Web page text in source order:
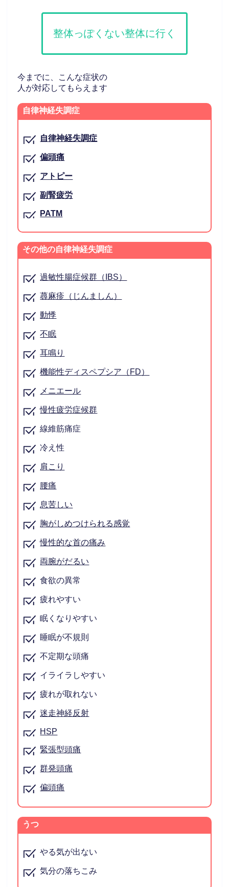
整体っぽくない整体に行く
今までに、こんな症状の
人が対応してもらえます
自律神経失調症
自律神経失調症
偏頭痛
アトピー
副腎疲労
PATM
その他の自律神経失調症
過敏性腸症候群（IBS）
蕁麻疹（じんましん）
動悸
不眠
耳鳴り
機能性ディスペプシア（FD）
メニエール
慢性疲労症候群
線維筋痛症
冷え性
肩こり
腰痛
息苦しい
胸がしめつけられる感覚
慢性的な首の痛み
両腕がだるい
食欲の異常
疲れやすい
眠くなりやすい
睡眠が不規則
不定期な頭痛
イライラしやすい
疲れが取れない
迷走神経反射
HSP
緊張型頭痛
群発頭痛
偏頭痛
うつ
やる気が出ない
気分の落ちこみ